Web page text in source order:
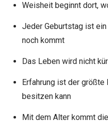
Weisheit beginnt dort,
Jeder Geburtstag ist
noch kommt
Das Leben wird nicht
Erfahrung ist der größte
besitzen kann
Mit dem Alter kommt